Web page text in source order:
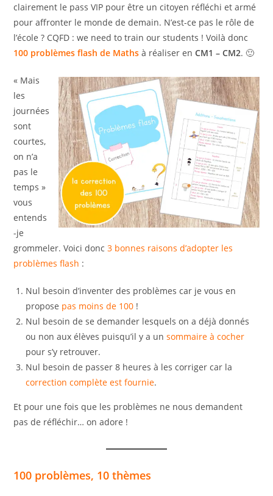
clairement le pass VIP pour être un citoyen réfléchi et armé
pour affronter le monde de demain. N’est-ce pas le rôle de
l’école ? CQFD : we need to train our students ! Voilà donc
100 problèmes flash de Maths à réaliser enCM1 – CM2. 🙂
« Mais
les
journées
sont
courtes,
on n’a
pas le
temps »
vous
entends
-je
grommeler. Voici donc3 bonnes raisons d’adopter les
problèmes flash :
Nul besoin d’inventer des problèmes car je vous en
propose pas moins de 100 !
Nul besoin de se demander lesquels on a déjà donnés
ou non aux élèves puisqu’il y a unsommaire à cocher
pour s’y retrouver.
Nul besoin de passer 8 heures à les corriger car la
correction complète est fournie.
Et pour une fois que les problèmes ne nous demandent
pas de réfléchir… on adore !
100 problèmes, 10 thèmes